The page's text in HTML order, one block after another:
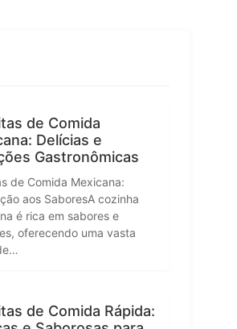
de Comida
Delícias e
Gastronômicas
de Comida Mexicana:
aos SaboresA cozinha
é rica em sabores e
oferecendo uma vasta
de Comida Rápida: